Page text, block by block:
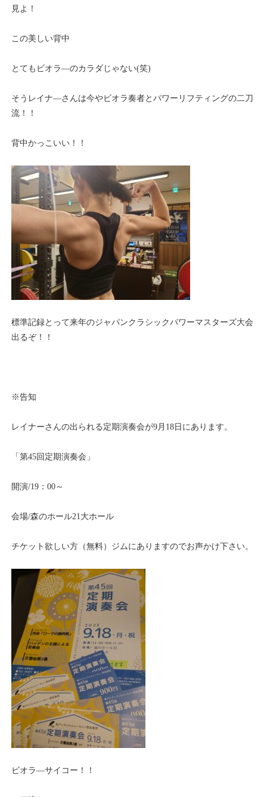
見よ！
この美しい背中
とてもビオラ―のカラダじゃない(笑)
そうレイナ―さんは今やビオラ奏者とパワーリフティングの二刀
流！！
背中かっこいい！！
標準記録とって来年のジャパンクラシックパワーマスターズ大会
出るぞ！！
※告知
レイナーさんの出られる定期演奏会が9月18日にあります。
「第45回定期演奏会」
開演/19：00～
会場/森のホール21大ホール
チケット欲しい方（無料）ジムにありますのでお声かけ下さい。
ビオラ―サイコー！！